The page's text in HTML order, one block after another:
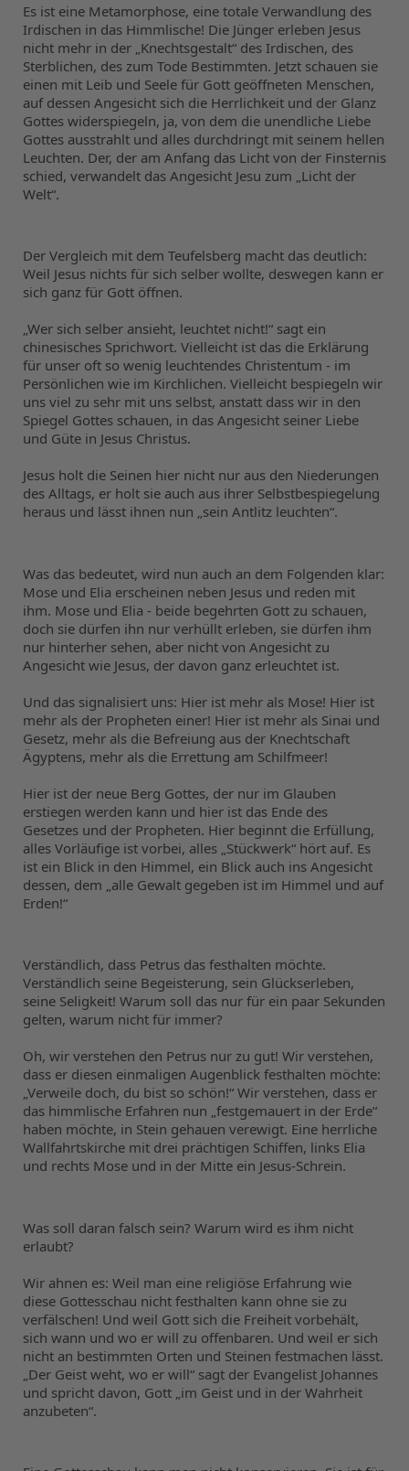
Es ist eine Metamorphose, eine totale Verwandlung des
Irdischen in das Himmlische! Die Jünger erleben Jesus
nicht mehr in der „Knechtsgestalt“ des Irdischen, des
Sterblichen, des zum Tode Bestimmten. Jetzt schauen sie
einen mit Leib und Seele für Gott geöffneten Menschen,
auf dessen Angesicht sich die Herrlichkeit und der Glanz
Gottes widerspiegeln, ja, von dem die unendliche Liebe
Gottes ausstrahlt und alles durchdringt mit seinem hellen
Leuchten. Der, der am Anfang das Licht von der Finsternis
schied, verwandelt das Angesicht Jesu zum „Licht der
Welt“.
Der Vergleich mit dem Teufelsberg macht das deutlich:
Weil Jesus nichts für sich selber wollte, deswegen kann er
sich ganz für Gott öffnen.
„Wer sich selber ansieht, leuchtet nicht!“ sagt ein
chinesisches Sprichwort. Vielleicht ist das die Erklärung
für unser oft so wenig leuchtendes Christentum - im
Persönlichen wie im Kirchlichen. Vielleicht bespiegeln wir
uns viel zu sehr mit uns selbst, anstatt dass wir in den
Spiegel Gottes schauen, in das Angesicht seiner Liebe
und Güte in Jesus Christus.
Jesus holt die Seinen hier nicht nur aus den Niederungen
des Alltags, er holt sie auch aus ihrer Selbstbespiegelung
heraus und lässt ihnen nun „sein Antlitz leuchten“.
Was das bedeutet, wird nun auch an dem Folgenden klar:
Mose und Elia erscheinen neben Jesus und reden mit
ihm. Mose und Elia - beide begehrten Gott zu schauen,
doch sie dürfen ihn nur verhüllt erleben, sie dürfen ihm
nur hinterher sehen, aber nicht von Angesicht zu
Angesicht wie Jesus, der davon ganz erleuchtet ist.
Und das signalisiert uns: Hier ist mehr als Mose! Hier ist
mehr als der Propheten einer! Hier ist mehr als Sinai und
Gesetz, mehr als die Befreiung aus der Knechtschaft
Ägyptens, mehr als die Errettung am Schilfmeer!
Hier ist der neue Berg Gottes, der nur im Glauben
erstiegen werden kann und hier ist das Ende des
Gesetzes und der Propheten. Hier beginnt die Erfüllung,
alles Vorläufige ist vorbei, alles „Stückwerk“ hört auf. Es
ist ein Blick in den Himmel, ein Blick auch ins Angesicht
dessen, dem „alle Gewalt gegeben ist im Himmel und auf
Erden!“
Verständlich, dass Petrus das festhalten möchte.
Verständlich seine Begeisterung, sein Glückserleben,
seine Seligkeit! Warum soll das nur für ein paar Sekunden
gelten, warum nicht für immer?
Oh, wir verstehen den Petrus nur zu gut! Wir verstehen,
dass er diesen einmaligen Augenblick festhalten möchte:
„Verweile doch, du bist so schön!“ Wir verstehen, dass er
das himmlische Erfahren nun „festgemauert in der Erde“
haben möchte, in Stein gehauen verewigt. Eine herrliche
Wallfahrtskirche mit drei prächtigen Schiffen, links Elia
und rechts Mose und in der Mitte ein Jesus-Schrein.
Was soll daran falsch sein? Warum wird es ihm nicht
erlaubt?
Wir ahnen es: Weil man eine religiöse Erfahrung wie
diese Gottesschau nicht festhalten kann ohne sie zu
verfälschen! Und weil Gott sich die Freiheit vorbehält,
sich wann und wo er will zu offenbaren. Und weil er sich
nicht an bestimmten Orten und Steinen festmachen lässt.
„Der Geist weht, wo er will“ sagt der Evangelist Johannes
und spricht davon, Gott „im Geist und in der Wahrheit
anzubeten“.